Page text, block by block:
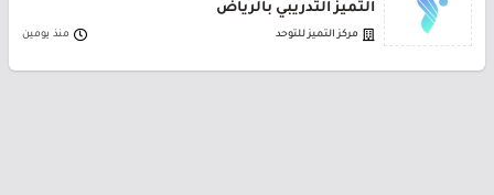
التميز التدريبي بالرياض
مركز التميز للتوحد منذ يومين